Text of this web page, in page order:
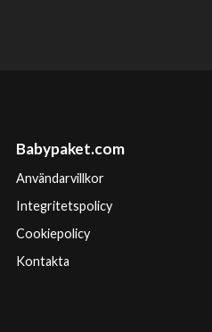
Babypaket.com
Användarvillkor
Integritetspolicy
Cookiepolicy
Kontakta